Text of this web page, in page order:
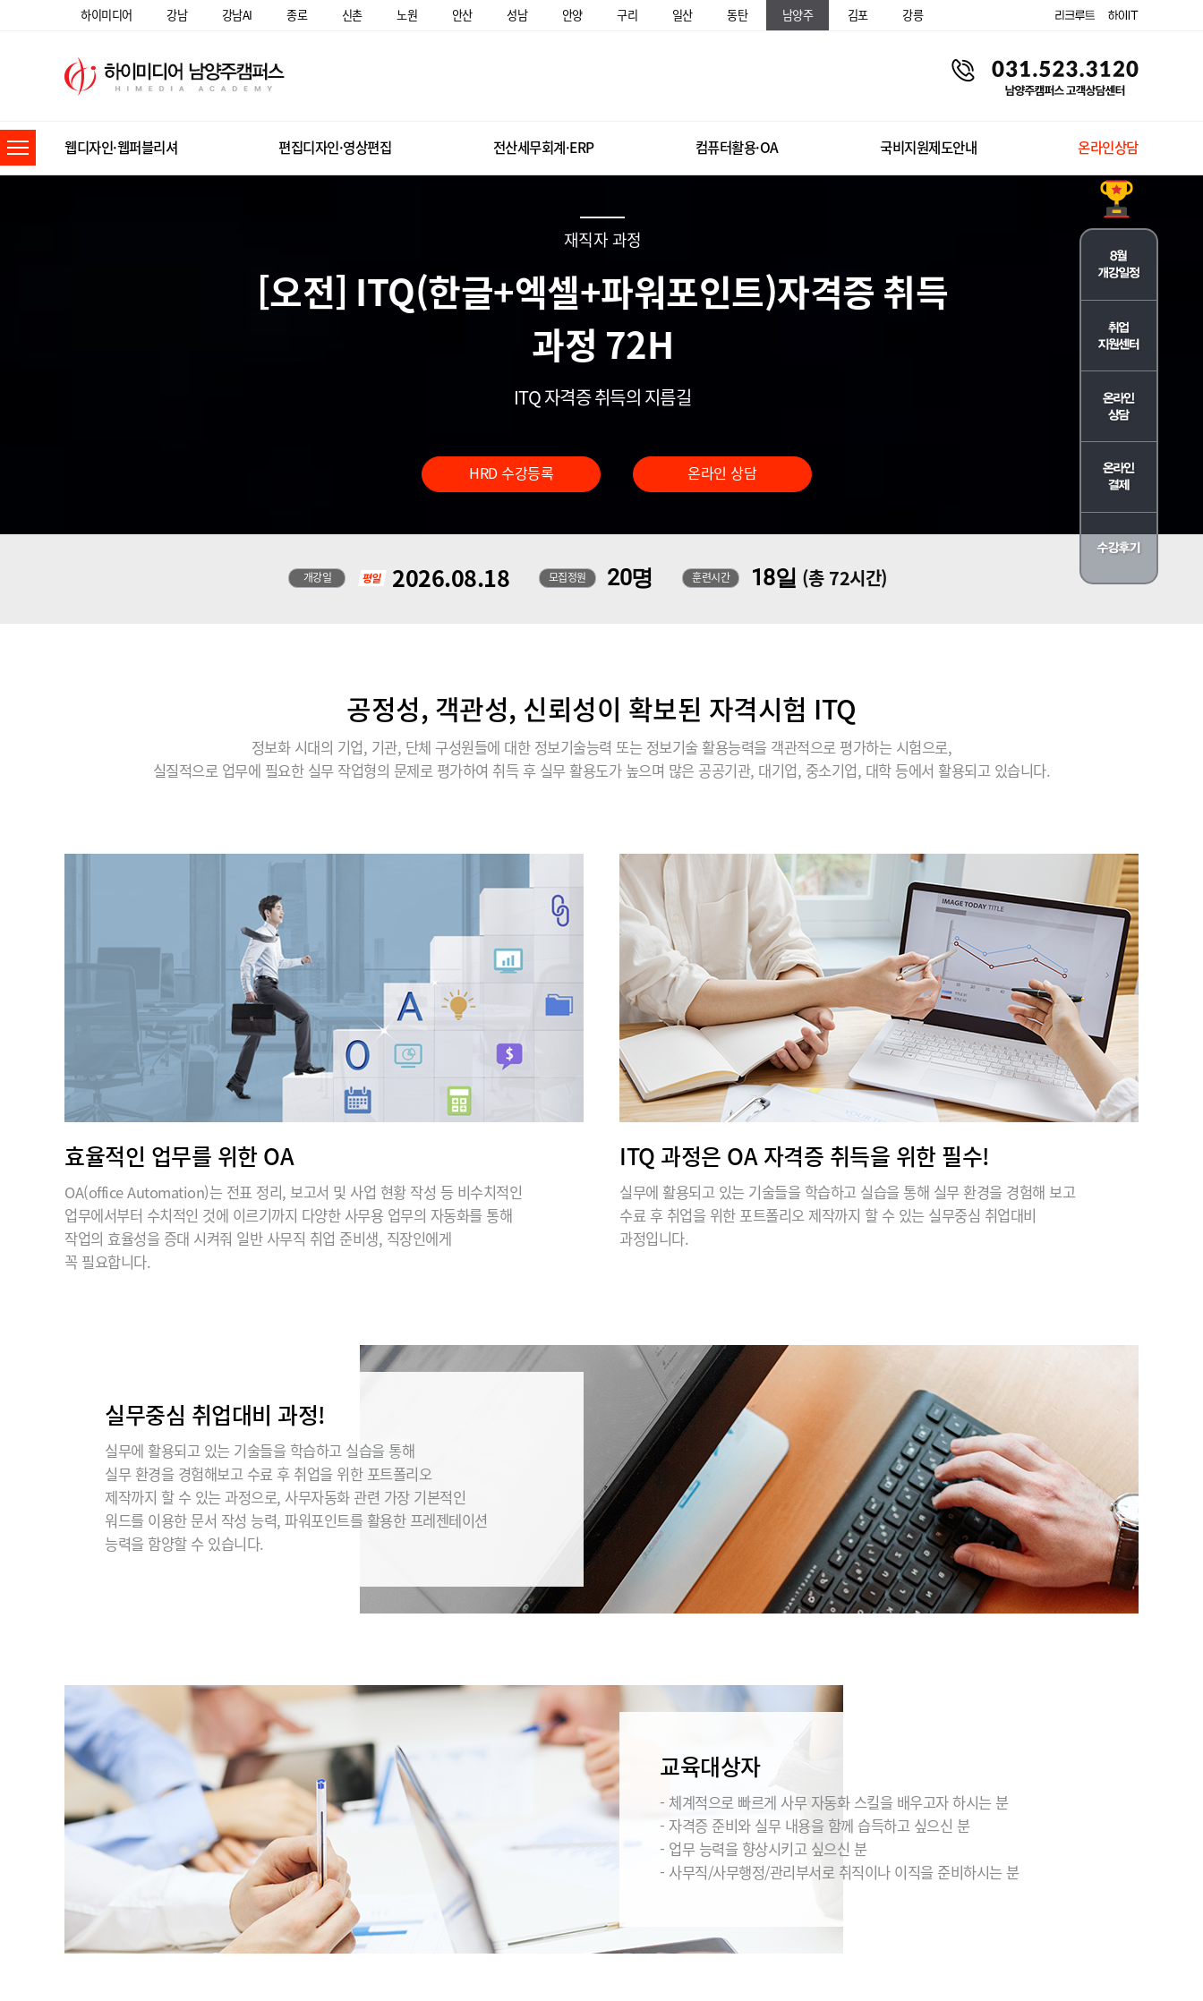
하이미디어 강남 강남AI 종로 신촌 노원 안산 성남 안양 구리 일산 동탄 남양주 김포 강릉
웹디자인·웹퍼블리셔 편집디자인·영상편집 전산세무회계·ERP 컴퓨터활용·OA 국비지원제도안내 온라인상담
재직자 과정
[오전] ITQ(한글+엑셀+파워포인트)자격증 취득
과정 72H
ITQ 자격증 취득의 지름길
HRD 수강등록 온라인 상담
개강일 2026.08.18 모집정원 20명 훈련시간 18일 (총 72시간)
공정성, 객관성, 신뢰성이 확보된 자격시험 ITQ
정보화 시대의 기업, 기관, 단체 구성원들에 대한 정보기술능력 또는 정보기술 활용능력을 객관적으로 평가하는 시험으로,
실질적으로 업무에 필요한 실무 작업형의 문제로 평가하여 취득 후 실무 활용도가 높으며 많은 공공기관, 대기업, 중소기업, 대학 등에서 활용되고 있습니다.
효율적인 업무를 위한 OA
OA(office Automation)는 전표 정리, 보고서 및 사업 현황 작성 등 비수치적인
업무에서부터 수치적인 것에 이르기까지 다양한 사무용 업무의 자동화를 통해
작업의 효율성을 증대 시켜줘 일반 사무직 취업 준비생, 직장인에게
꼭 필요합니다.
ITQ 과정은 OA 자격증 취득을 위한 필수!
실무에 활용되고 있는 기술들을 학습하고 실습을 통해 실무 환경을 경험해 보고
수료 후 취업을 위한 포트폴리오 제작까지 할 수 있는 실무중심 취업대비
과정입니다.
실무중심 취업대비 과정!
실무에 활용되고 있는 기술들을 학습하고 실습을 통해
실무 환경을 경험해보고 수료 후 취업을 위한 포트폴리오
제작까지 할 수 있는 과정으로, 사무자동화 관련 가장 기본적인
워드를 이용한 문서 작성 능력, 파워포인트를 활용한 프레젠테이션
능력을 함양할 수 있습니다.
교육대상자
- 체계적으로 빠르게 사무 자동화 스킬을 배우고자 하시는 분
- 자격증 준비와 실무 내용을 함께 습득하고 싶으신 분
- 업무 능력을 향상시키고 싶으신 분
- 사무직/사무행정/관리부서로 취직이나 이직을 준비하시는 분